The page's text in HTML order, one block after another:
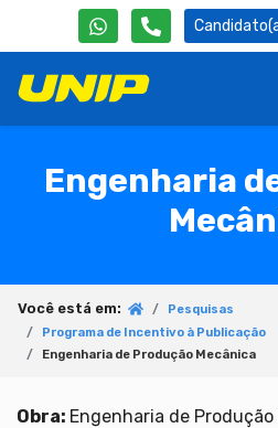
Engenharia
Você está em:
Pesquisas
Programa de Incentivo à Publicação
Engenharia de Produção Mecânica
Obra: Engenharia de Produção